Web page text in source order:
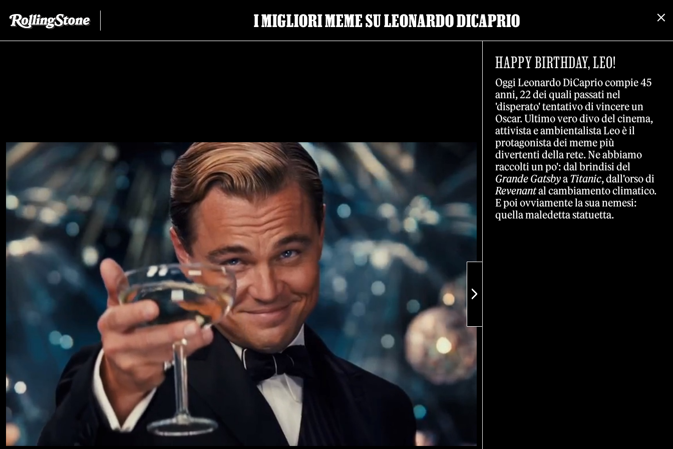
View next slide
I MIGLIORI MEME SU LEONARDO DICAPRIO
HAPPY BIRTHDAY, LEO!
Oggi Leonardo DiCaprio compie 45
anni, 22 dei quali passati nel
'disperato' tentativo di vincere un
Oscar. Ultimo vero divo del cinema,
attivista e ambientalista Leo è il
protagonista dei meme più
divertenti della rete. Ne abbiamo
raccolti un po': dal brindisi del
Grande Gatsbya Titanic, dall'orso di
Revenantal cambiamento climatico.
E poi ovviamente la sua nemesi:
quella maledetta statuetta.